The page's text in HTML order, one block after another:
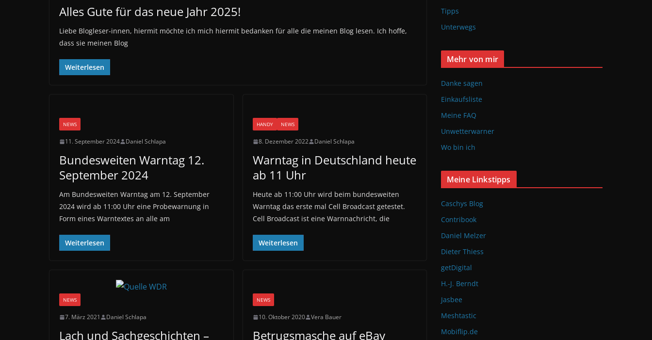
Alles Gute für das neue Jahr 2025!
Liebe Blogleser-innen, hiermit möchte ich mich hiermit bedanken für alle die meinen Blog lesen. Ich hoffe,
dass sie meinen Blog
Weiterlesen
NEWS
11. September 2024 Daniel Schlapa
Bundesweiten Warntag 12.
September 2024
Am Bundesweiten Warntag am 12. September
2024 wird ab 11:00 Uhr eine Probewarnung in
Form eines Warntextes an alle am
Weiterlesen
HANDY NEWS
8. Dezember 2022 Daniel Schlapa
Warntag in Deutschland heute
ab 11 Uhr
Heute ab 11:00 Uhr wird beim bundesweiten
Warntag das erste mal Cell Broadcast getestet.
Cell Broadcast ist eine Warnnachricht, die
Weiterlesen
NEWS
7. März 2021 Daniel Schlapa
Lach und Sachgeschichten –
NEWS
10. Oktober 2020 Vera Bauer
Betrugsmasche auf eBay
Tipps
Unterwegs
Mehr von mir
Danke sagen
Einkaufsliste
Meine FAQ
Unwetterwarner
Wo bin ich
Meine Linkstipps
Caschys Blog
Contribook
Daniel Melzer
Dieter Thiess
getDigital
H.-J. Berndt
Jasbee
Meshtastic
Mobiflip.de